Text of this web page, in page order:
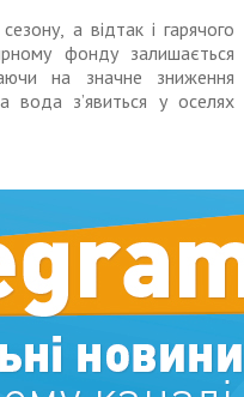
а відтак і гарячого
фонду залишається
на значне зниження
вода з’явиться у оселях